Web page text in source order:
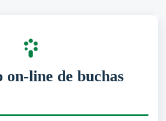
line de buchas